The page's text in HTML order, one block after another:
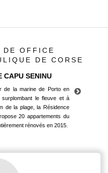
DE OFFICE
DE CORSE
CAPU SENINU
de la marine de Porto en
le fleuve et à
de la plage, la Résidence
20 appartements du
rénovés en 2015.
surplombant le fleuve et à
de la plage, la Résidence